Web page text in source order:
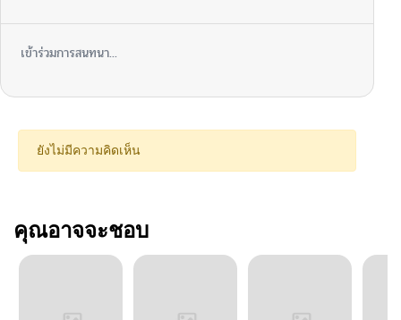
เข้าร่วมการสนทนา...
ยังไม่มีความคิดเห็น
คุณอาจจะชอบ